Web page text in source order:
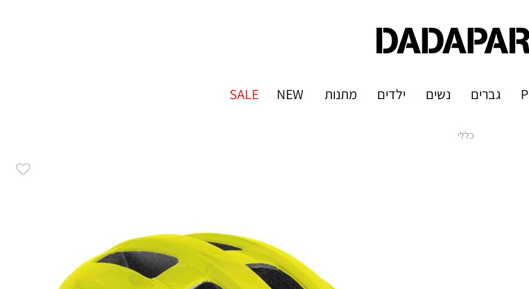
גברים נשים ילדים מתנות NEW
SALE
כללי